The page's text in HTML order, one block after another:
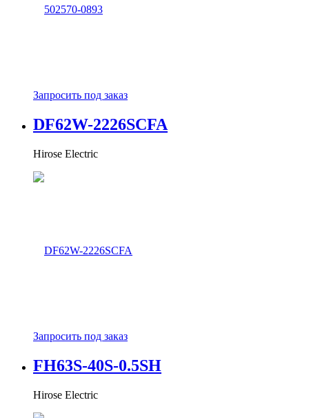
Запросить под заказ
DF62W-2226SCFA
Hirose Electric
Запросить под заказ
FH63S-40S-0.5SH
Hirose Electric